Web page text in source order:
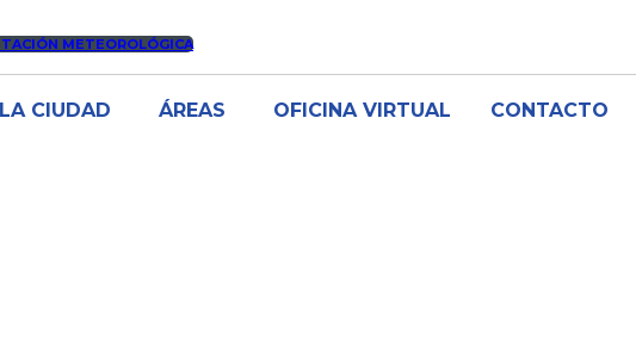
METEOROLÓGICA
LA CIUDAD ÁREAS OFICINA VIRTUAL CONTACTO